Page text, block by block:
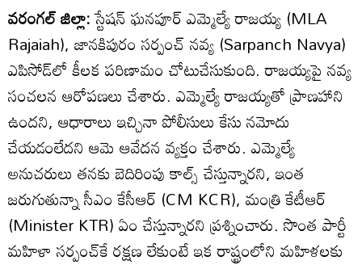
వరంగల్ జిల్లా:స్టేషన్ ఘనపూర్ ఎమ్మెల్యే రాజయ్య (MLA
Rajaiah), జానకిపురం సర్పంచ్ నవ్య (Sarpanch Navya)
ఎపిసోడ్⁬లో కీలక పరిణామం చోటుచేసుకుంది. రాజయ్యపై నవ్య
సంచలన ఆరోపణలు చేశారు. ఎమ్మెల్యే రాజయ్యతో ప్రాణహాని
ఉందని, ఆధారాలు ఇచ్చినా పోలీసులు కేసు నమోదు
చేయడంలేదని ఆమె ఆవేదన వ్యక్తం చేశారు. ఎమ్మెల్యే
అనుచరులు తనకు బెదిరింపు కాల్స్ చేస్తున్నారని, ఇంత
జరుగుతున్నా సీఎం కేసీఆర్ (CM KCR), మంత్రి కేటీఆర్
(Minister KTR) ఏం చేస్తున్నారని ప్రశ్నించారు. సొంత పార్టీ
మహిళా సర్పంచ్‌కే రక్షణ లేకుంటే ఇక రాష్ట్రంలోని మహిళలకు